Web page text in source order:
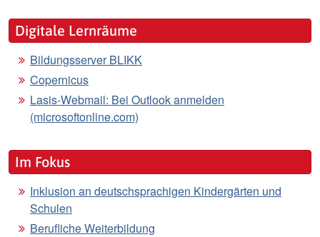
Digitale Lernräume
Bildungsserver BLIKK
Copernicus
Lasis-Webmail: Bei Outlook anmelden
(microsoftonline.com)
Im Fokus
Inklusion an deutschsprachigen Kindergärten und
Schulen
Berufliche Weiterbildung